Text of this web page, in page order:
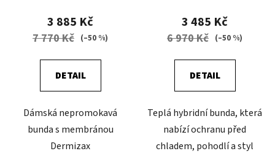
3 885 Kč
7 770 Kč (–50 %)
DETAIL
Dámská nepromokavá
bunda s membránou
Dermizax
3 485 Kč
6 970 Kč (–50 %)
DETAIL
Teplá hybridní bunda, která
nabízí ochranu před
chladem, pohodlí a styl